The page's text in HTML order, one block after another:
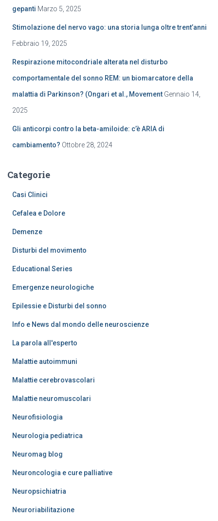
gepanti Marzo 5, 2025
Stimolazione del nervo vago: una storia lunga oltre trent’anni
Febbraio 19, 2025
Respirazione mitocondriale alterata nel disturbo
comportamentale del sonno REM: un biomarcatore della
malattia di Parkinson? (Ongari et al., Movement Gennaio 14,
2025
Gli anticorpi contro la beta-amiloide: c’è ARIA di
cambiamento? Ottobre 28, 2024
Categorie
Casi Clinici
Cefalea e Dolore
Demenze
Disturbi del movimento
Educational Series
Emergenze neurologiche
Epilessie e Disturbi del sonno
Info e News dal mondo delle neuroscienze
La parola all'esperto
Malattie autoimmuni
Malattie cerebrovascolari
Malattie neuromuscolari
Neurofisiologia
Neurologia pediatrica
Neuromag blog
Neuroncologia e cure palliative
Neuropsichiatria
Neuroriabilitazione